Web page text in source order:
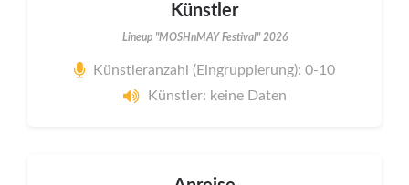
Künstler
Lineup "MOSHnMAY Festival" 2026
Künstleranzahl (Eingruppierung): 0-10
Künstler: keine Daten